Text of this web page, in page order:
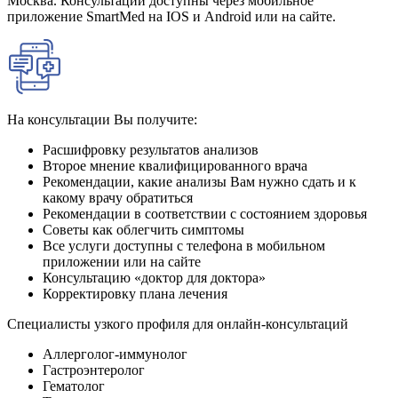
приложение SmartMed на IOS и Android или на сайте.
На консультации Вы получите:
Расшифровку результатов анализов
Второе мнение квалифицированного врача
Рекомендации, какие анализы Вам нужно сдать и к
какому врачу обратиться
Рекомендации в соответствии с состоянием здоровья
Советы как облегчить симптомы
Все услуги доступны с телефона в мобильном
приложении или на сайте
Консультацию «доктор для доктора»
Корректировку плана лечения
Специалисты узкого профиля для онлайн-консультаций
Аллерголог-иммунолог
Гастроэнтеролог
Гематолог